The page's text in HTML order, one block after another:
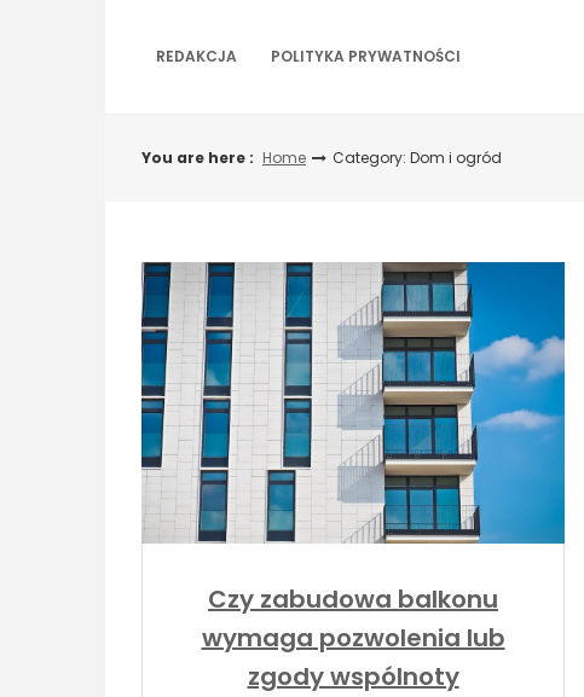
REDAKCJA POLITYKA PRYWATNOŚCI
You are here : Home Category: Dom i ogród
Czy zabudowa balkonu
wymaga pozwolenia lub
zgody wspólnoty